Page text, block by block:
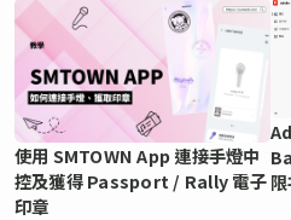
使用 SMTOWN App 連接手燈中
控及獲得 Passport / Rally 電子
印章